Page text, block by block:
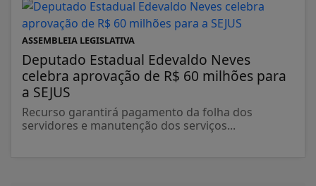
ASSEMBLEIA LEGISLATIVA
Deputado Estadual Edevaldo Neves
celebra aprovação de R$ 60 milhões para
a SEJUS
Recurso garantirá pagamento da folha dos
servidores e manutenção dos serviços...